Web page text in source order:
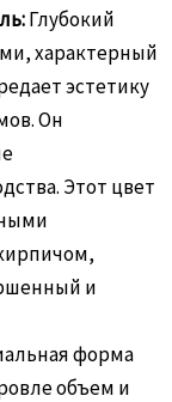
Глубокий
характерный
эстетику
Он
Этот цвет
и
форма
объем и